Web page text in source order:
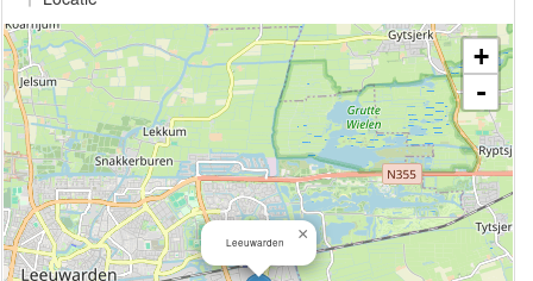
Leeuwarden ×
+
-